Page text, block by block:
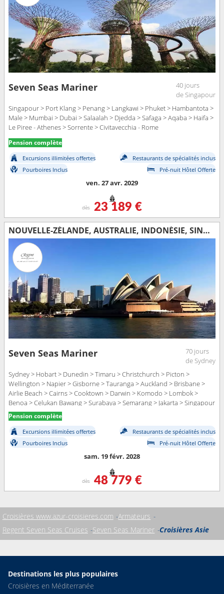
Seven Seas Mariner
40 jours
de Singapour
Singapour > Port Klang > Penang > Langkawi > Phuket > Hambantota >
Male > Mumbai > Dubai > Salaalah > Djedda > Safaga > Aqaba > Haifa >
Le Piree - Athenes > Sorrente > Civitavecchia - Rome
Pension complète
Excursions illimitées offertes
Restaurants de spécialités inclus
Pourboires Inclus
Pré-nuit Hôtel Offerte
ven. 27 avr. 2029
dès 23 189 €
NOUVELLE-ZÉLANDE, AUSTRALIE, INDONÉSIE, SINGAPOUR, MALAISIE, THAÏLANDE, SRI LANKA, MALDIVES, SEYCHELLES, MADAGASCAR, MAURICE, FRANCE, AFRIQUE DU SUD
Seven Seas Mariner
70 jours
de Sydney
Sydney > Hobart > Dunedin > Timaru > Christchurch > Picton >
Wellington > Napier > Gisborne > Tauranga > Auckland > Brisbane >
Airlie Beach > Cairns > Cooktown > Darwin > Komodo > Lombok >
Benoa > Celukan Bawang > Surabaya > Semarang > Jakarta > Singapour
> Port Klang > Penang > Phuket > Colombo > Male > Mahe >
Antisiranana > Port Louis > Pointe des Galets > Nosy-Bé > Durban >
Port Elisabeth > Mossel Bay > Cape Town
Pension complète
Excursions illimitées offertes
Restaurants de spécialités inclus
Pourboires Inclus
Pré-nuit Hôtel Offerte
sam. 19 févr. 2028
dès 48 779 €
Croisières www.azur-croisieres.com Armateurs
Regent Seven Seas Cruises Seven Seas Mariner Croisières Asie
Destinations les plus populaires
Croisières en Méditerranée